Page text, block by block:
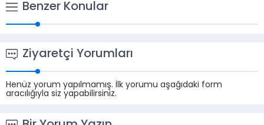
Benzer Konular
Ziyaretçi Yorumları
Henüz yorum yapılmamış. İlk yorumu aşağıdaki form
aracılığıyla siz yapabilirsiniz.